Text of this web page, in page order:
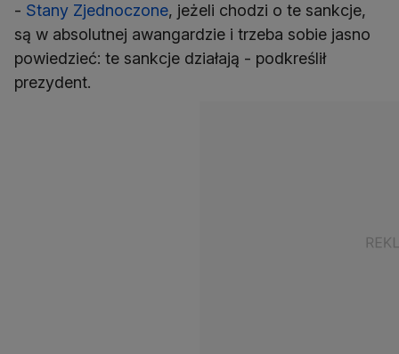
- Stany Zjednoczone, jeżeli chodzi o te sankcje,
są w absolutnej awangardzie i trzeba sobie jasno
powiedzieć: te sankcje działają - podkreślił
prezydent.